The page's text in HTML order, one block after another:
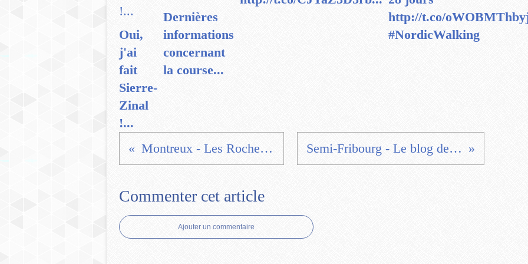
Oui,
j'ai
fait
Sierre-
Zinal
!...
Dernières
informations
concernant
la course...
http://t.co/
#NordicWalking
Montreux - Les Rochers de Naye Semi-Fribourg - Le blog de nathalie-16
Commenter cet article
Ajouter un commentaire